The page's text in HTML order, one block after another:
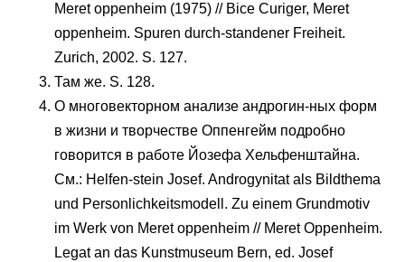
Meret oppenheim (1975) // Bice Curiger, Meret
oppenheim. Spuren durch-standener Freiheit.
Zurich, 2002. S. 127.
Там же. S. 128.
О многовекторном анализе андрогин-ных форм
в жизни и творчестве Оппенгейм подробно
говорится в работе Йозефа Хельфенштайна.
См.: Helfen-stein Josef. Androgynitat als Bildthema
und Personlichkeitsmodell. Zu einem Grundmotiv
im Werk von Meret oppenheim // Meret Oppenheim.
Legat an das Kunstmuseum Bern, ed. Josef